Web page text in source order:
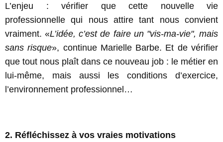
L’enjeu : vérifier que cette nouvelle vie
professionnelle qui nous attire tant nous convient
vraiment. «L’idée, c’est de faire un "vis-ma-vie", mais
sans risque», continue Marielle Barbe. Et de vérifier
que tout nous plaît dans ce nouveau job : le métier en
lui-même, mais aussi les conditions d’exercice,
l’environnement professionnel…
2. Réfléchissez à vos vraies motivations